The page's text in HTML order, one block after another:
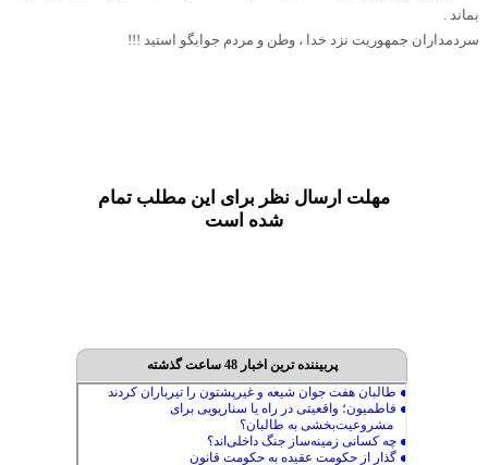
بماند .
سردمداران جمهوریت نزد خدا ، وطن و مردم جوابگو استید !!!
مهلت ارسال نظر برای این مطلب تمام
شده است
پربیننده ترین اخبار 48 ساعت گذشته